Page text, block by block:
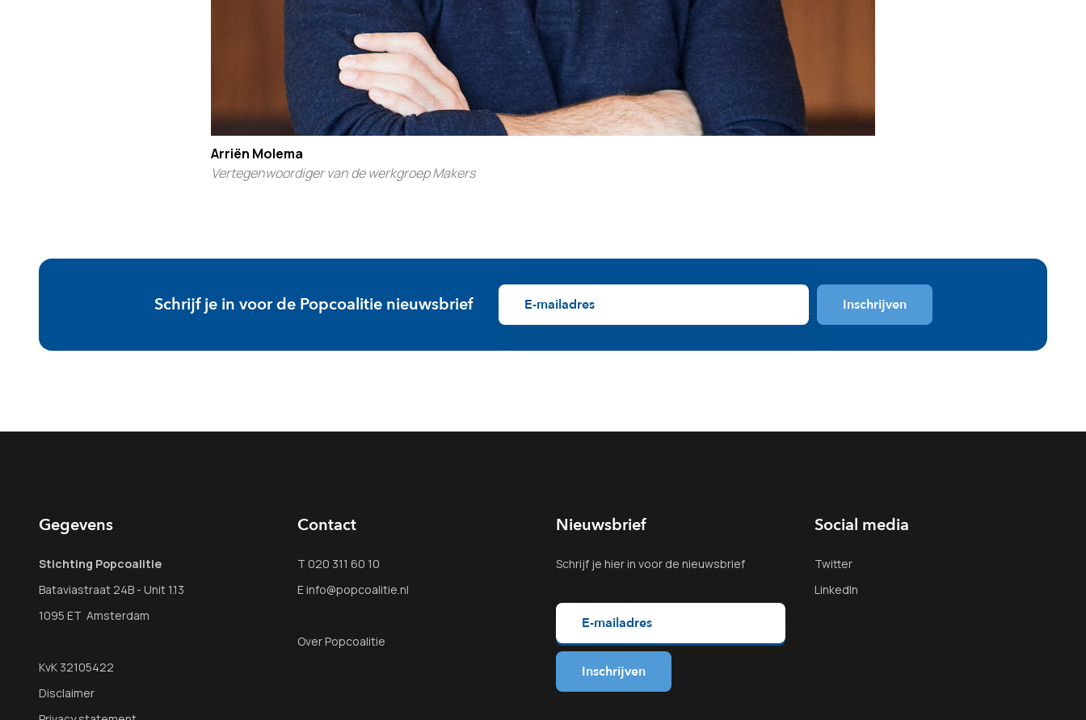
Arriën Molema
Vertegenwoordiger van de werkgroep Makers
Schrijf je in voor de Popcoalitie nieuwsbrief
Gegevens
Stichting Popcoalitie
Bataviastraat 24B - Unit 1.13
1095 ET Amsterdam
KvK 32105422
Disclaimer
Contact
T 020 311 60 10
E info@popcoalitie.nl
Over Popcoalitie
Nieuwsbrief
Schrijf je hierin voor de nieuwsbrief
Social media
Twitter
LinkedIn